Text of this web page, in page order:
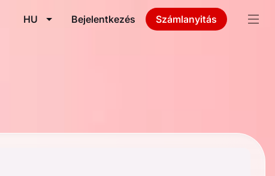
HU Bejelentkezés Számlanyitás